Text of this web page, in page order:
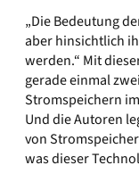
„Die Bedeutung
aber hinsichtlich
werden.“ Mit
gerade einmal
Stromspeichern
Und die Autoren
von
was dieser